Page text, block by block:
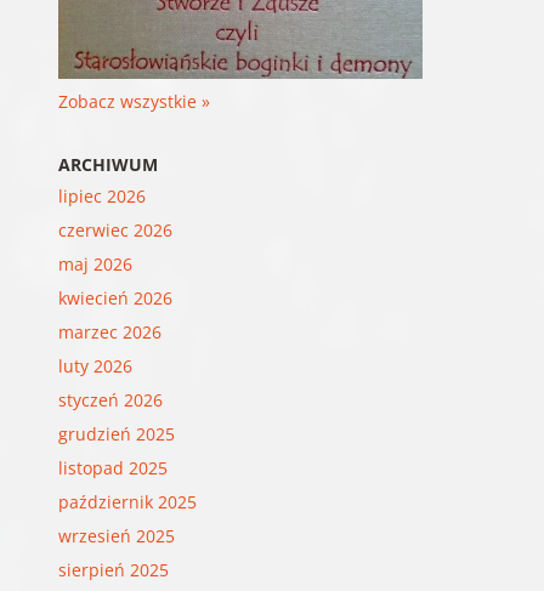
Zobacz wszystkie »
ARCHIWUM
lipiec 2026
czerwiec 2026
maj 2026
kwiecień 2026
marzec 2026
luty 2026
styczeń 2026
grudzień 2025
listopad 2025
październik 2025
wrzesień 2025
sierpień 2025